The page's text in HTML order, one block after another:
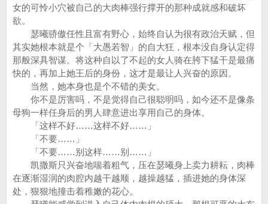
女的可怜小穴被自己的大肉棒强行撑开的那种成就感和破坏
欲。
瑟曦骄傲任性且富有野心，始终自认为很有政治天赋，但
其实她根本就是个「大愚若智」的自大狂，根本没自身认定得
那般深具智谋。将这种自以了不起的女人骑在胯下猛干是最痛
快的，再加上她王后的身份，这才是最让人兴奋的原因。
当然，她本身也是个不错的美女。
你不是厉害吗，不是觉得自己很聪明吗，如今还不是像条
母狗一样任身后的男人肆意进出享用自己的身体。
「这样不好……这样不好……」
「不要……」
「不要……别这样……别……」
凯撒斯只兴奋地喘着粗气，压在瑟曦身上卖力耕耘，肉棒
在逐渐湿润的肉腔内越干越顺，越操越猛，插进她的身体深
处，狠狠地撞击着稚嫩的花心。